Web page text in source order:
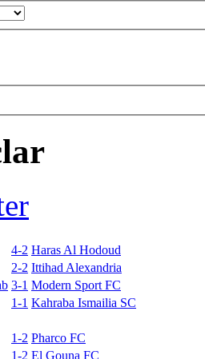
4-2 Haras Al Hodoud
2-2 Ittihad Alexandria
3-1 Modern Sport FC
1-1 Kahraba Ismailia SC
1-2 Pharco FC
1-2 El Gouna FC